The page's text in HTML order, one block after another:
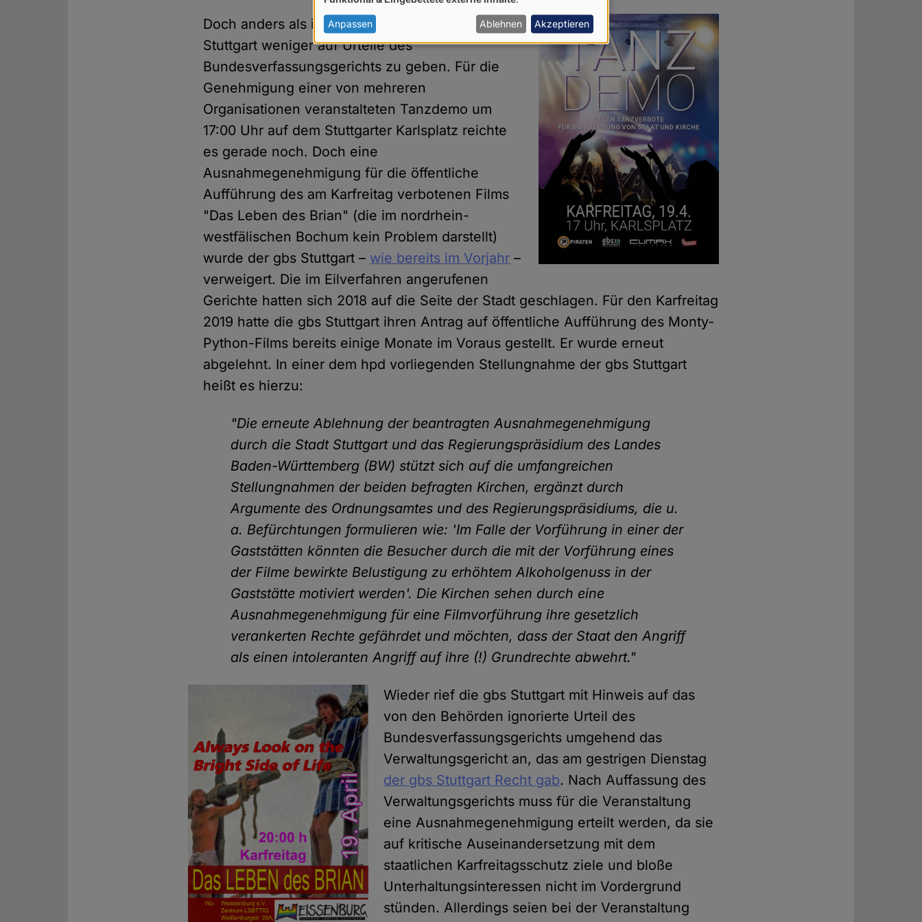
Doch anders als in Karlsruhe scheint man in
Stuttgart weniger auf Urteile des
Bundesverfassungsgerichts zu geben. Für die
Genehmigung einer von mehreren
Organisationen veranstalteten Tanzdemo um
17:00 Uhr auf dem Stuttgarter Karlsplatz reichte
es gerade noch. Doch eine
Ausnahmegenehmigung für die öffentliche
Aufführung des am Karfreitag verbotenen Films
"Das Leben des Brian" (die im nordrhein-
westfälischen Bochum kein Problem darstellt)
wurde der gbs Stuttgart – wie bereits im Vorjahr –
verweigert. Die im Eilverfahren angerufenen
Gerichte hatten sich 2018 auf die Seite der Stadt geschlagen. Für den Karfreitag
2019 hatte die gbs Stuttgart ihren Antrag auf öffentliche Aufführung des Monty-
Python-Films bereits einige Monate im Voraus gestellt. Er wurde erneut
abgelehnt. In einer dem hpd vorliegenden Stellungnahme der gbs Stuttgart
heißt es hierzu:
"Die erneute Ablehnung der beantragten Ausnahmegenehmigung
durch die Stadt Stuttgart und das Regierungspräsidium des Landes
Baden-Württemberg (BW) stützt sich auf die umfangreichen
Stellungnahmen der beiden befragten Kirchen, ergänzt durch
Argumente des Ordnungsamtes und des Regierungspräsidiums, die u.
a. Befürchtungen formulieren wie: 'Im Falle der Vorführung in einer der
Gaststätten könnten die Besucher durch die mit der Vorführung eines
der Filme bewirkte Belustigung zu erhöhtem Alkoholgenuss in der
Gaststätte motiviert werden'. Die Kirchen sehen durch eine
Ausnahmegenehmigung für eine Filmvorführung ihre gesetzlich
verankerten Rechte gefährdet und möchten, dass der Staat den Angriff
als einen intoleranten Angriff auf ihre (!) Grundrechte abwehrt."
Wieder rief die gbs Stuttgart mit Hinweis auf das
von den Behörden ignorierte Urteil des
Bundesverfassungsgerichts umgehend das
Verwaltungsgericht an, das am gestrigen Dienstag
der gbs Stuttgart Recht gab. Nach Auffassung des
Verwaltungsgerichts muss für die Veranstaltung
eine Ausnahmegenehmigung erteilt werden, da sie
auf kritische Auseinandersetzung mit dem
staatlichen Karfreitagsschutz ziele und bloße
Unterhaltungsinteressen nicht im Vordergrund
stünden. Allerdings seien bei der Veranstaltung
von
personenbezogenen
Daten
und
Cookies
Anpassen Ablehnen Akzeptieren